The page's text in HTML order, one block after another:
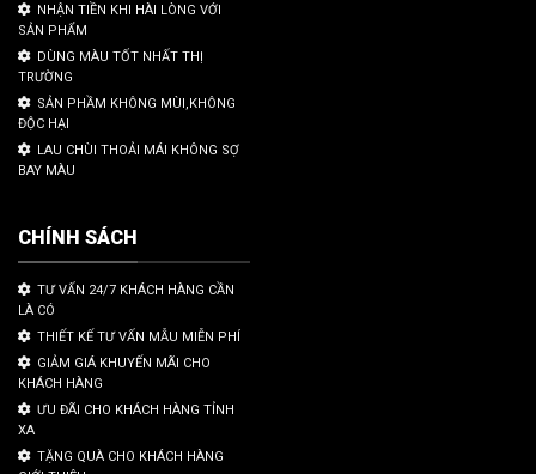
NHẬN TIỀN KHI HÀI LÒNG VỚI
SẢN PHẨM
DÙNG MÀU TỐT NHẤT THỊ
TRƯỜNG
SẢN PHẦM KHÔNG MÙI,KHÔNG
ĐỘC HẠI
LAU CHÙI THOẢI MÁI KHÔNG SỢ
BAY MÀU
CHÍNH SÁCH
TƯ VẤN 24/7 KHÁCH HÀNG CẦN
LÀ CÓ
THIẾT KẾ TƯ VẤN MẪU MIỄN PHÍ
GIẢM GIÁ KHUYẾN MÃI CHO
KHÁCH HÀNG
ƯU ĐÃI CHO KHÁCH HÀNG TỈNH
XA
TẶNG QUÀ CHO KHÁCH HÀNG